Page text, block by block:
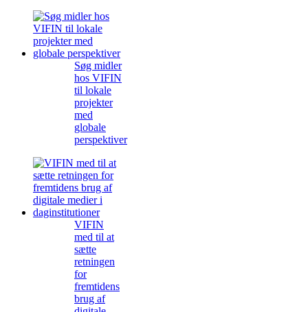
Søg midler
hos VIFIN
til lokale
projekter
med
globale
perspektiver
VIFIN
med til at
sætte
retningen
for
fremtidens
brug af